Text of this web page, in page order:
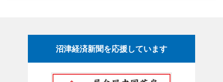
沼津経済新聞を応援しています